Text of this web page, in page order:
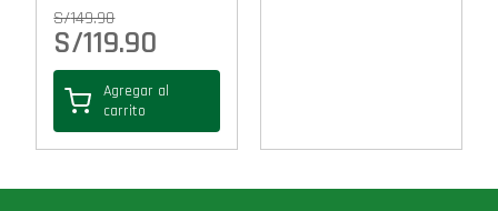
S/149.90
S/119.90
Agregar al
carrito